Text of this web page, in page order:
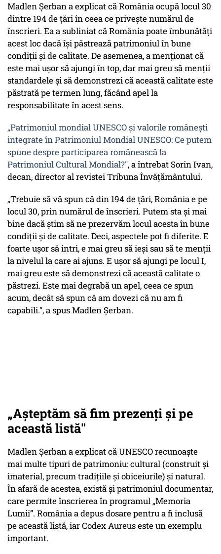
Madlen Șerban a explicat că România ocupă locul 30
dintre 194 de țări în ceea ce privește numărul de
înscrieri. Ea a subliniat că România poate îmbunătăți
acest loc dacă își păstrează patrimoniul în bune
condiții și de calitate. De asemenea, a menționat că
este mai ușor să ajungi în top, dar mai greu să menții
standardele și să demonstrezi că această calitate este
păstrată pe termen lung, făcând apel la
responsabilitate în acest sens.
„Patrimoniul mondial UNESCO și valorile românești
integrate în Patrimoniul Mondial UNESCO: Ce putem
spune despre participarea românească la
Patrimoniul Cultural Mondial?", a întrebat Sorin Ivan,
decan, director al revistei Tribuna Învățământului.
„Trebuie să vă spun că din 194 de țări, România e pe
locul 30, prin numărul de înscrieri. Putem sta și mai
bine dacă știm să ne prezervăm locul acesta în bune
condiții și de calitate. Deci, aspectele pot fi diferite. E
foarte ușor să intri, e mai greu să ieși sau să te menții
la nivelul la care ai ajuns. E ușor să ajungi pe locul I,
mai greu este să demonstrezi că această calitate o
păstrezi. Este mai degrabă un apel, ceea ce spun
acum, decât să spun că am dovezi că nu am fi
capabili.", a spus Madlen Șerban.
„Așteptăm să fim prezenți și pe
această listă"
Madlen Șerban a explicat că UNESCO recunoaște
mai multe tipuri de patrimoniu: cultural (construit și
imaterial, precum tradițiile și obiceiurile) și natural.
În afară de acestea, există și patrimoniul documentar,
care permite înscrierea în programul „Memoria
Lumii”. România a depus dosare pentru a fi inclusă
pe această listă, iar Codex Aureus este un exemplu
important.